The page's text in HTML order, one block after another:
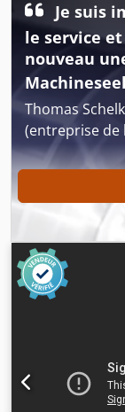
Je suis
le service
nouveau
Thomas
(entreprise